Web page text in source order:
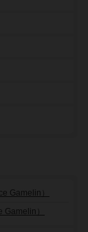
Gamelin）
）